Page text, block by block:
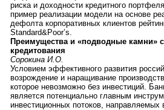
риска и доходности кредитного
пример реализации модели на основе
дефолта корпоративных клиентов
Standard&Poor’s.
Преимущества и «подводные камни»
кредитования
Сорокина И.О.
Условием эффективного развития
возрождение и наращивание
которое невозможно без инвестиций.
является потенциально главным
инвестиционных потоков, направляемых